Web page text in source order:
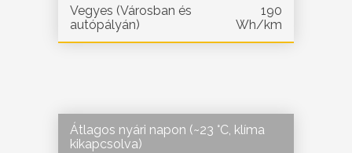
Vegyes (Városban és
autópályán)
190
Wh/km
Átlagos nyári napon (~23 °C, klíma
kikapcsolva)